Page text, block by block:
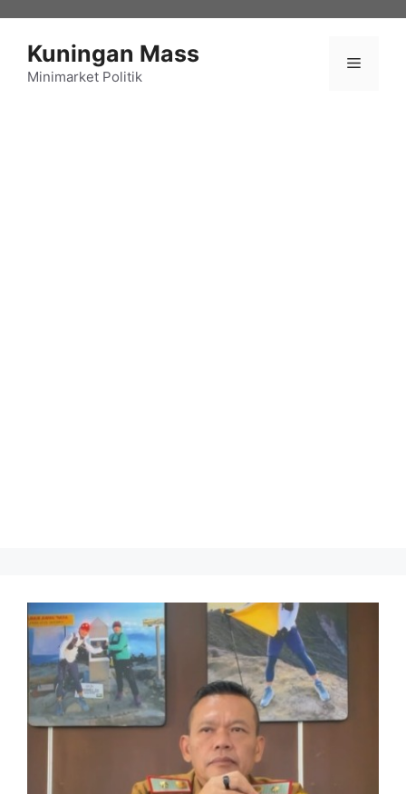
Kuningan Mass
Minimarket Politik
Menu